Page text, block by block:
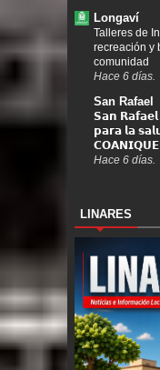
Longaví
Talleres de
recreación y
comunidad
Hace 6 días.
San Rafael
𝗦𝗮𝗻
𝗽𝗮𝗿𝗮 𝗹𝗮
Hace 6 días.
LINARES